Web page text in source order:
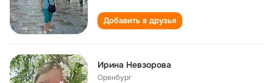
Добавить в друзья
Ирина Невзорова
Оренбург